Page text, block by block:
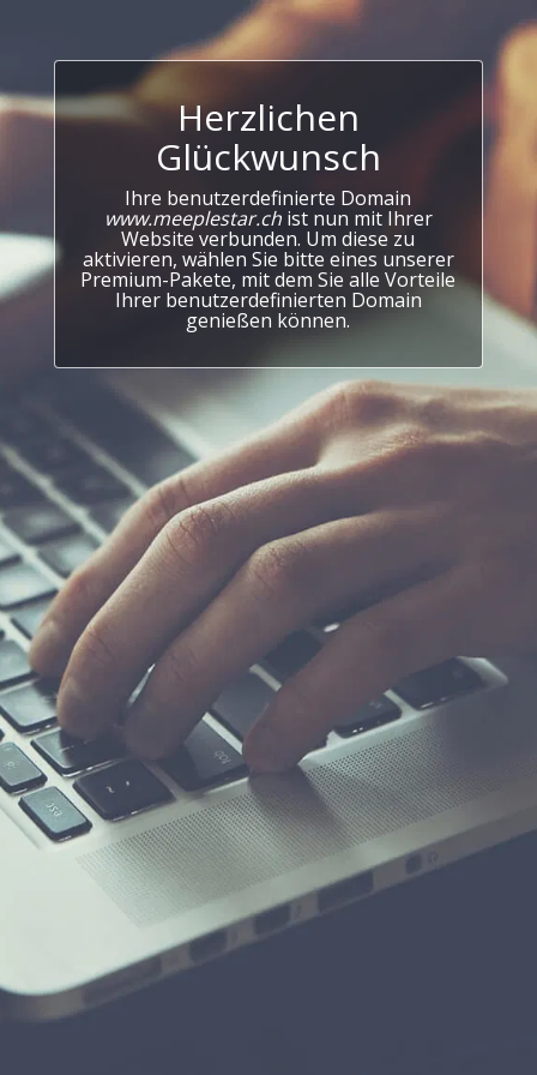
Herzlichen
Glückwunsch
Ihre benutzerdefinierte Domain
www.meeplestar.chist nun mit Ihrer
Website verbunden. Um diese zu
aktivieren, wählen Sie bitte eines unserer
Premium-Pakete, mit dem Sie alle Vorteile
Ihrer benutzerdefinierten Domain
genießen können.